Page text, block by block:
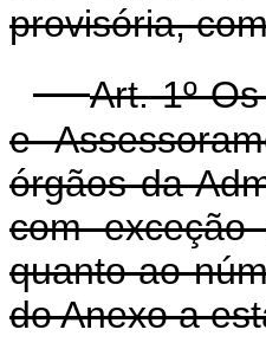
provisória,
Art. 1º
e
órgãos da
com exceção
quanto ao
do Anexo a